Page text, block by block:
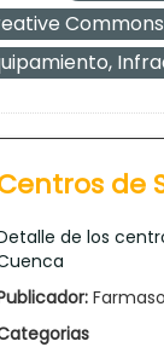
de
de los